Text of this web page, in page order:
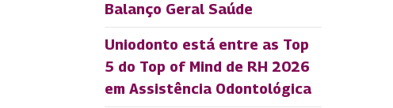
Balanço Geral Saúde
Uniodonto está entre as Top
5 do Top of Mind de RH 2026
em Assistência Odontológica